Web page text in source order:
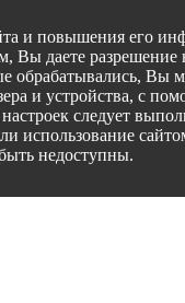
и повышения его
Вы даете
обрабатывались, Вы
и устройства, с
следует
использование
недоступны.